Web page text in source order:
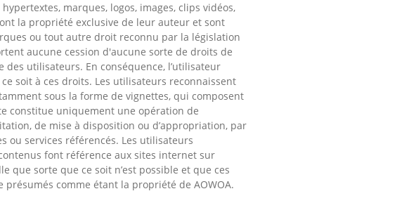
marques, logos, images, clips vidéos,
la propriété exclusive de leur auteur et sont
ou tout autre droit reconnu par la législation
aucune cession d'aucune sorte de droits de
utilisateurs. En conséquence, l’utilisateur
soit à ces droits. Les utilisateurs reconnaissent
sous la forme de vignettes, qui composent
constitue uniquement une opération de
de mise à disposition ou d’appropriation, par
ou services référencés. Les utilisateurs
font référence aux sites internet sur
que sorte que ce soit n’est possible et que ces
comme étant la propriété de AOWOA.